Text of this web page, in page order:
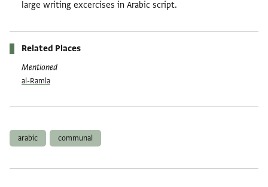
large writing excercises in Arabic script.
Related Places
Mentioned
al-Ramla
arabic communal